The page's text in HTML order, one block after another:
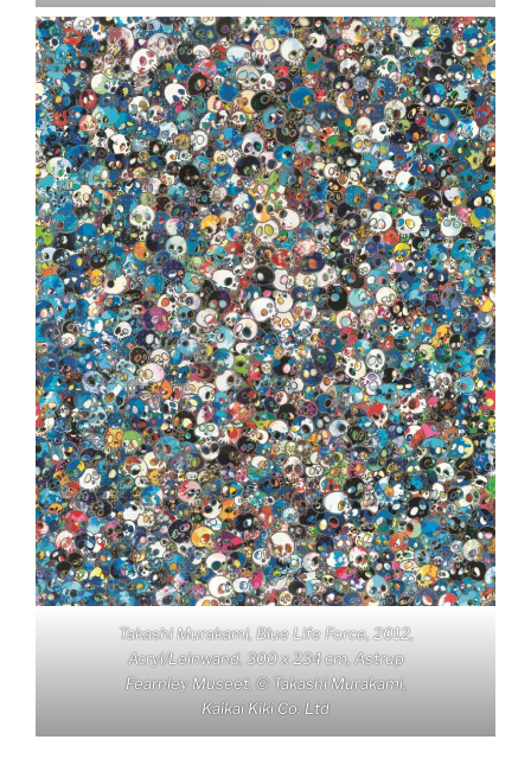
Takashi Murakami, Blue Life Force, 2012,
Acryl/Leinwand, 300 x 234 cm, Astrup
Fearnley Museet, © Takashi Murakami,
Kaikai Kiki Co. Ltd